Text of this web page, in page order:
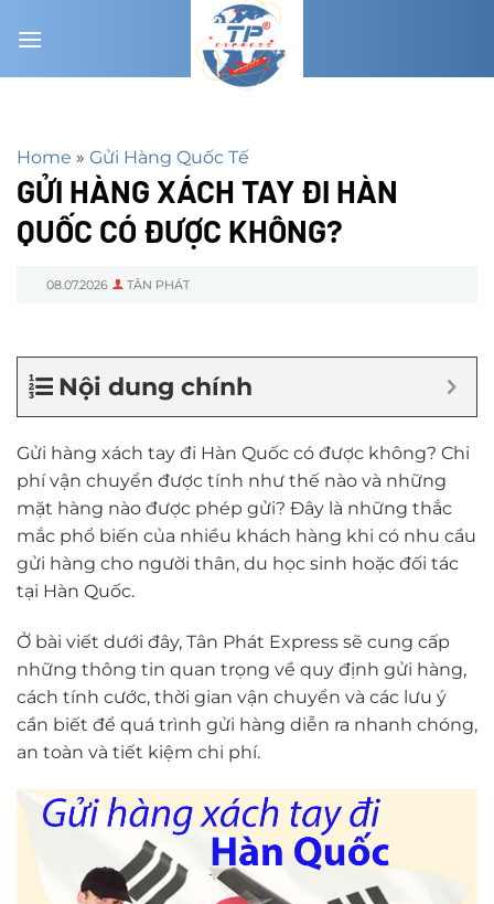
đến
Home » Gửi Hàng Quốc Tế
GỬI HÀNG XÁCH TAY ĐI HÀN
QUỐC CÓ ĐƯỢC KHÔNG?
08.07.2026 TÂN PHÁT
Nội dung chính
Gửi hàng xách tay đi Hàn Quốc có được không? Chi
phí vận chuyển được tính như thế nào và những
mặt hàng nào được phép gửi? Đây là những thắc
mắc phổ biến của nhiều khách hàng khi có nhu cầu
gửi hàng cho người thân, du học sinh hoặc đối tác
tại Hàn Quốc.
Ở bài viết dưới đây, Tân Phát Express sẽ cung cấp
những thông tin quan trọng về quy định gửi hàng,
cách tính cước, thời gian vận chuyển và các lưu ý
cần biết để quá trình gửi hàng diễn ra nhanh chóng,
an toàn và tiết kiệm chi phí.